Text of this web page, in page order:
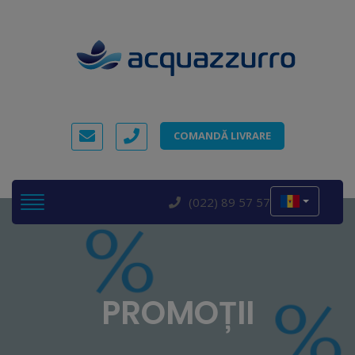
COMANDĂ LIVRARE
(022) 89 57 57
PROMOȚII